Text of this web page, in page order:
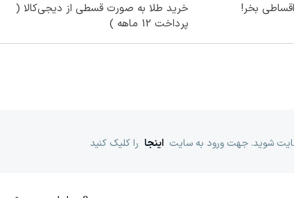
بخر!
خرید طلا به صورت قسطی از دیجی‌کالا (
پرداخت 12 ماهه )
سایت شوید. جهت ورود به سایت اینجا را کلیک کنید